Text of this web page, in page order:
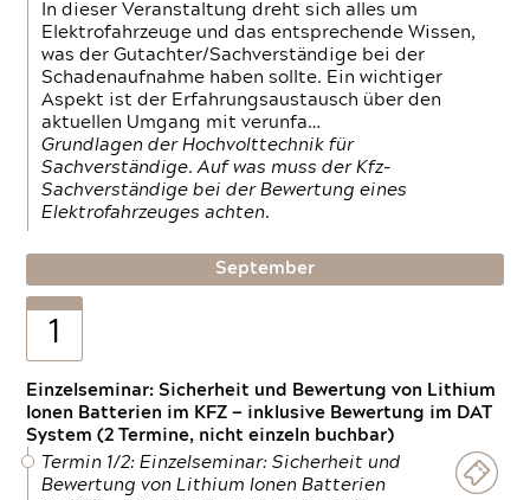
In dieser Veranstaltung dreht sich alles um
Elektrofahrzeuge und das entsprechende Wissen,
was der Gutachter/Sachverständige bei der
Schadenaufnahme haben sollte. Ein wichtiger
Aspekt ist der Erfahrungsaustausch über den
aktuellen Umgang mit verunfa…
Grundlagen der Hochvolttechnik für
Sachverständige. Auf was muss der Kfz-
Sachverständige bei der Bewertung eines
Elektrofahrzeuges achten.
September
1
Einzelseminar: Sicherheit und Bewertung von Lithium
Ionen Batterien im KFZ — inklusive Bewertung im DAT
System (2 Termine, nicht einzeln buchbar)
Termin 1/2: Einzelseminar: Sicherheit und
Bewertung von Lithium Ionen Batterien